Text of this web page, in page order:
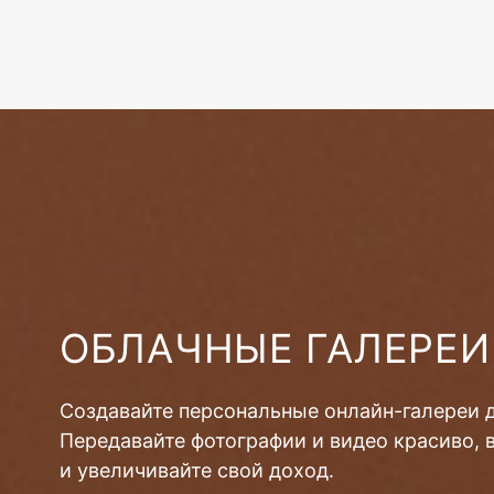
ОБЛАЧНЫЕ ГАЛЕРЕИ
Создавайте персональные онлайн-
Передавайте фотографии и видео красиво,
и увеличивайте свой доход.